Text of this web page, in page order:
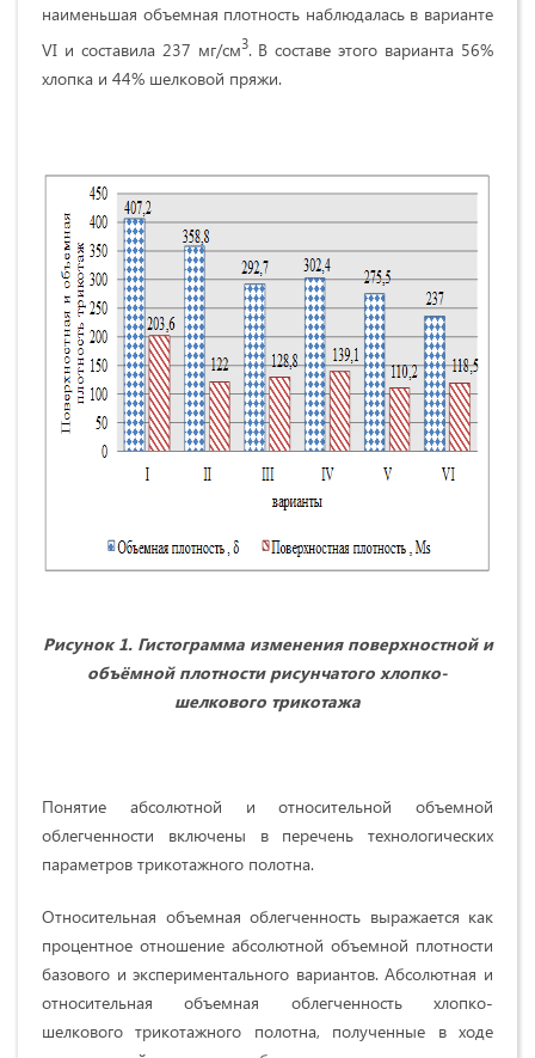
наименьшая объемная плотность наблюдалась в варианте
VI и составила 237 мг/см3. В составе этого варианта 56%
хлопка и 44% шелковой пряжи.
Рисунок 1. Гистограмма изменения поверхностной и
объёмной плотности рисунчатого хлопко-
шелкового трикотажа
Понятие абсолютной и относительной объемной
облегченности включены в перечень технологических
параметров трикотажного полотна.
Относительная объемная облегченность выражается как
процентное отношение абсолютной объемной плотности
базового и экспериментального вариантов. Абсолютная и
относительная объемная облегченность хлопко-
шелкового трикотажного полотна, полученные в ходе